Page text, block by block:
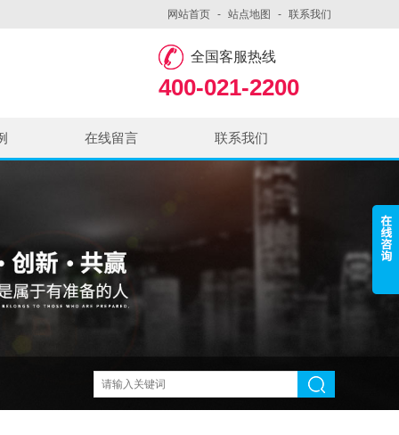
网站首页 - 站点地图 - 联系我们
全国客服热线
400-021-2200
在线留言 联系我们